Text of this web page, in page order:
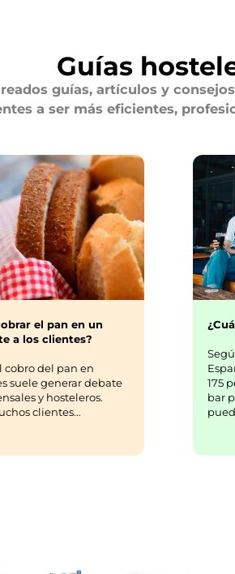
Guías
guías, artículos y
a ser más eficientes,
el pan en un
a los clientes?
cobro del pan en
suele generar debate
y hosteleros.
clientes...
175
bar